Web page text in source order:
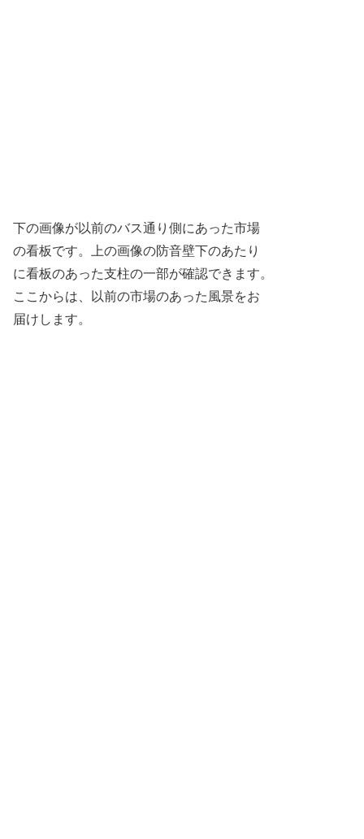
下の画像が以前のバス通り側にあった市場
の看板です。上の画像の防音壁下のあたり
に看板のあった支柱の一部が確認できます。
ここからは、以前の市場のあった風景をお
届けします。